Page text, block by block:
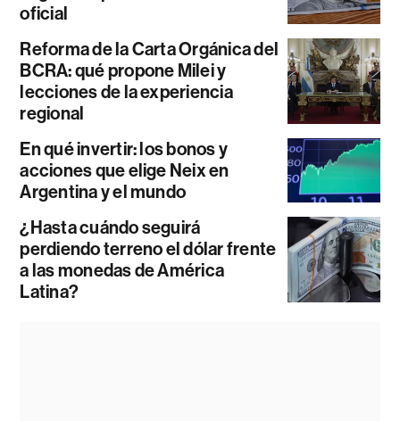
oficial
Reforma de la Carta Orgánica del
BCRA: qué propone Milei y
lecciones de la experiencia
regional
En qué invertir: los bonos y
acciones que elige Neix en
Argentina y el mundo
¿Hasta cuándo seguirá
perdiendo terreno el dólar frente
a las monedas de América
Latina?